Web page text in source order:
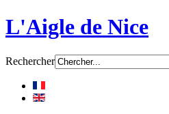
L'Aigle de Nice
Rechercher